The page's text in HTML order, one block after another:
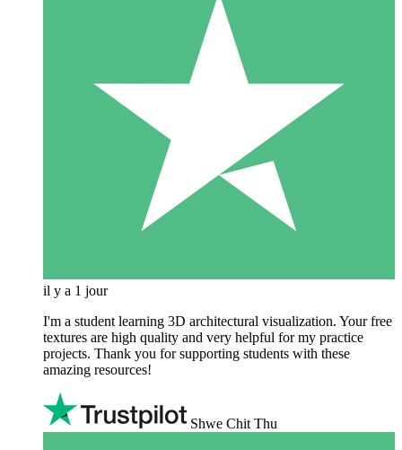
il y a 1 jour
I'm a student learning 3D architectural visualization. Your free
textures are high quality and very helpful for my practice
projects. Thank you for supporting students with these
amazing resources!
Shwe Chit Thu